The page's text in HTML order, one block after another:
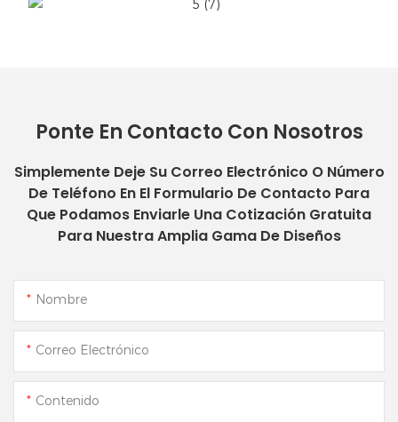
Ponte En Contacto Con Nosotros
Simplemente Deje Su Correo Electrónico O Número
De Teléfono En El Formulario De Contacto Para
Que Podamos Enviarle Una Cotización Gratuita
Para Nuestra Amplia Gama De Diseños
Nombre
Correo Electrónico
Contenido